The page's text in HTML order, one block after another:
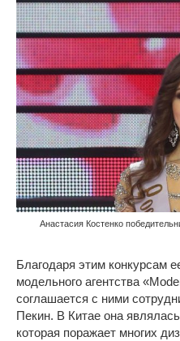
Анастасия Костенко
Благодаря этим конкурсам
модельного агентства
соглашается с ними
Пекин. В Китае она
которая поражает многих